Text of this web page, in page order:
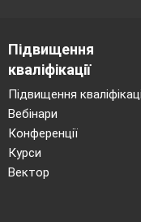
Підвищення
кваліфікації
Підвищення
Вебінари
Конференції
Курси
Вектор